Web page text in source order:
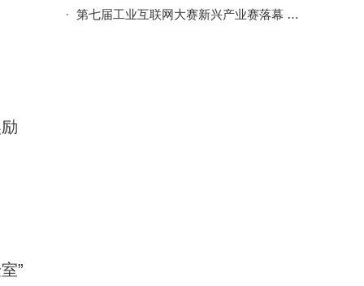
”
第七届工业互联网大赛新兴产业赛落幕 展现融合创新新活力与广阔前景